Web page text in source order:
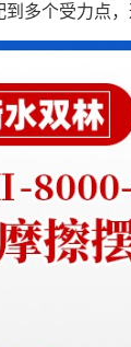
到多个受力点